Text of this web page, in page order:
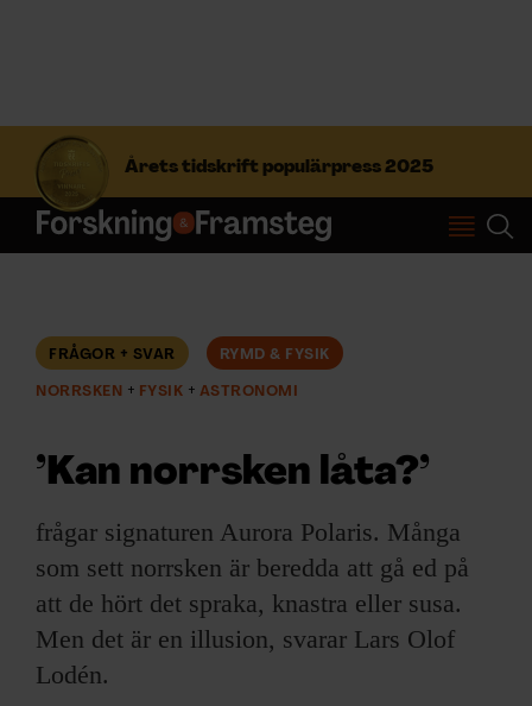
Årets tidskrift populärpress 2025
S
f
t
Prenumerera
ÄMNEN
ARKIV & E-TIDNING
LYSSNA/PODD
EVENEMANG & RESOR
FRÅGOR + SVAR RYMD & FYSIK
NORRSKEN FYSIK ASTRONOMI
’Kan norrsken låta?’
frågar signaturen Aurora Polaris. Många
som sett norrsken är beredda att gå ed på
att de hört det spraka, knastra eller susa.
Men det är en illusion, svarar Lars Olof
Lodén.